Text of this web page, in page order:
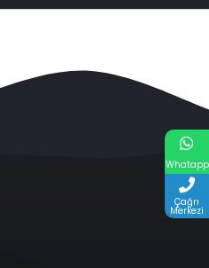
Whatapp
Çağrı
Merkezi